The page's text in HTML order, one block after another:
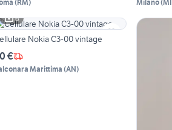
(RM) Milano(MI
6
Nokia C3-00 vintage
€
Marittima (AN)